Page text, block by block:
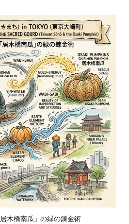
木橋南瓜」の緑の錬金術